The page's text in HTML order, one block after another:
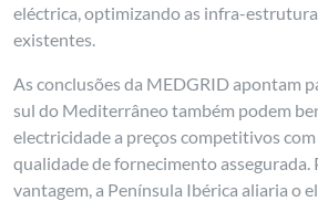
eléctrica, optimizando as infra-
existentes.
As conclusões da MEDGRID apontam
sul do Mediterrâneo também podem
electricidade a preços competitivos
qualidade de fornecimento assegurada.
vantagem, a Península Ibérica aliaria o